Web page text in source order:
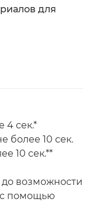
для
4 сек.*
более 10 сек.
10 сек.**
возможности
помощью